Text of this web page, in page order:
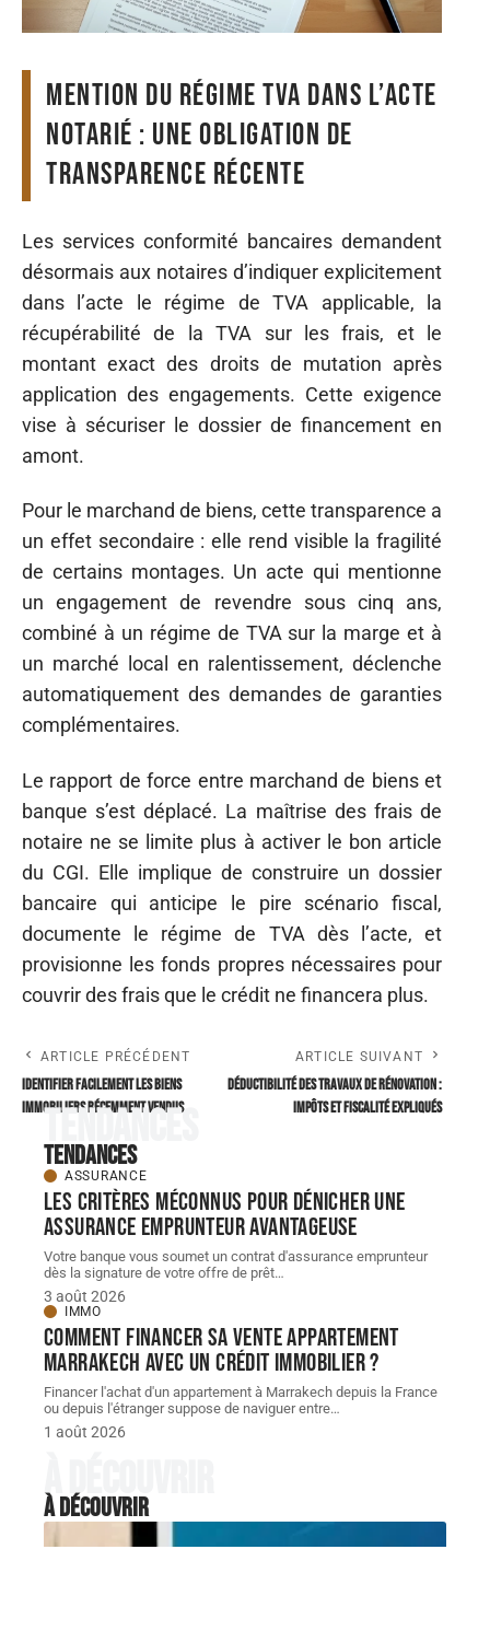
Mention du régime TVA dans l’acte
notarié : une obligation de
transparence récente
Les services conformité bancaires demandent
désormais aux notaires d’indiquer explicitement
dans l’acte le régime de TVA applicable, la
récupérabilité de la TVA sur les frais, et le
montant exact des droits de mutation après
application des engagements. Cette exigence
vise à sécuriser le dossier de financement en
amont.
Pour le marchand de biens, cette transparence a
un effet secondaire : elle rend visible la fragilité
de certains montages. Un acte qui mentionne
un engagement de revendre sous cinq ans,
combiné à un régime de TVA sur la marge et à
un marché local en ralentissement, déclenche
automatiquement des demandes de garanties
complémentaires.
Le rapport de force entre marchand de biens et
banque s’est déplacé. La maîtrise des frais de
notaire ne se limite plus à activer le bon article
du CGI. Elle implique de construire un dossier
bancaire qui anticipe le pire scénario fiscal,
documente le régime de TVA dès l’acte, et
provisionne les fonds propres nécessaires pour
couvrir des frais que le crédit ne financera plus.
ARTICLE PRÉCÉDENT
Identifier facilement les biens
immobiliers récemment vendus
ARTICLE SUIVANT
Déductibilité des travaux de rénovation :
impôts et fiscalité expliqués
Tendances
Tendances
ASSURANCE
Les critères méconnus pour dénicher une
assurance emprunteur avantageuse
Votre banque vous soumet un contrat d'assurance emprunteur
dès la signature de votre offre de prêt…
3 août 2026
IMMO
Comment financer sa vente appartement
Marrakech avec un crédit immobilier ?
Financer l'achat d'un appartement à Marrakech depuis la France
ou depuis l'étranger suppose de naviguer entre…
1 août 2026
À découvrir
À découvrir